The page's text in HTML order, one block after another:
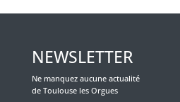
NEWSLETTER
Ne manquez aucune actualité
de Toulouse les Orgues